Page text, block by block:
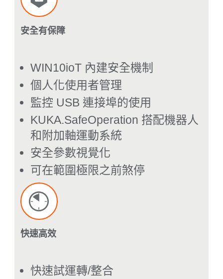
安全有保障
WIN10ioT 內建安全機制
個人化使用者管理
監控 USB 連接埠的使用
KUKA.SafeOperation 搭配機器人
和附加軸運動系統
安全參數視覺化
可在範圍極限之前煞停
快速高效
快速試運轉/整合